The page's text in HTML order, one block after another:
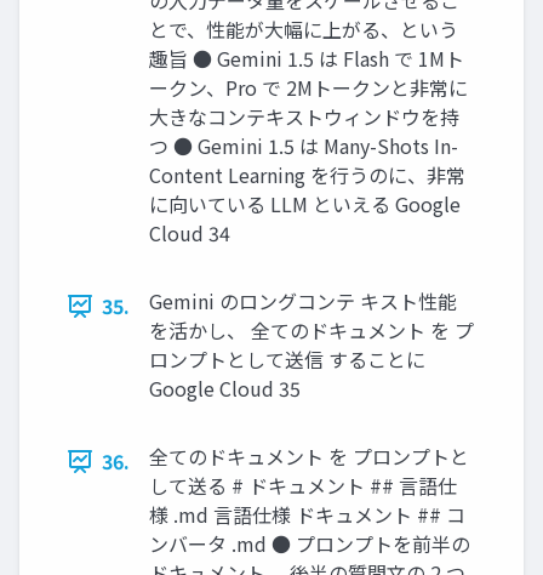
とで、性能が大幅に上がる、という
趣旨 ● Gemini 1.5 は Flash で 1Mト
ークン、Pro で 2Mトークンと非常に
大きなコンテキストウィンドウを持
つ ● Gemini 1.5 は Many-Shots In-
Content Learning を行うのに、非常
に向いている LLM といえる Google
Cloud 34
35.
Gemini のロングコンテ キスト性能
を活かし、 全てのドキュメント を プ
ロンプトとして送信 することに
Google Cloud 35
36.
全てのドキュメント を プロンプトと
して送る # ドキュメント ## 言語仕
様 .md 言語仕様 ドキュメント ## コ
ンバータ .md ● プロンプトを前半の